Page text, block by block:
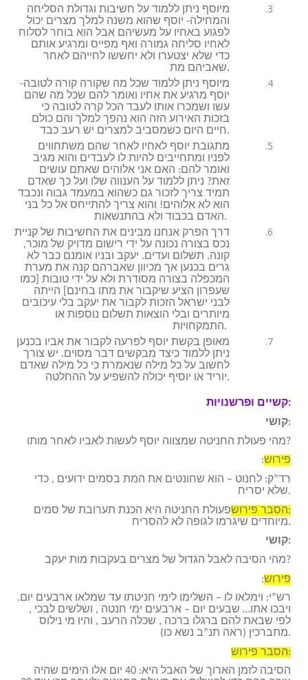
מיוסף ניתן ללמוד על חשיבות וגדולת הסליחה
והמחילה- יוסף שהוא משנה למלך מצרים יכול
לפגוע באחיו על מעשיהם אבל הוא בוחר לסלוח
לאחיו סליחה גמורה ואף מפייס ומרגיע אותם
כדי שלא יצטערו ולא יחששו לחייהם לאחר
שאביהם מת.
מיוסף ניתן ללמוד שכל מה שקורה קורה לטובה-
יוסף מרגיע את אחיו ואומר להם שכל מה שהם
עשו ושמכרו אותו לעבד הכל קרה לטובה כי
בזכות האירוע הזה הוא נהפך למלך והם כולם
חיים היום כשמסביב למצרים יש רעב כבד.
מתגובת יוסף לאחיו לאחר שהם משתחווים
לפניו ומתחייבים להיות לו לעבדים והוא מגיב
ואומר להם: האם אני אלוהים שאתם עושים
זאת? ניתן ללמוד על הענווה שלו ועל כך שאדם
תמיד צריך לזכור גם כשהוא במעמד גבוה ונכבד
הוא לא אלוהים! והוא צריך להתייחס אל כל בני
האדם בכבוד ולא בהתנשאות.
דרך הפרק אנחנו מבינים את החשיבות של קניית
נכס בצורה נכונה על ידי רישום מדויק של מוכר,
קונה, תשלום ועדים. יעקב ובניו אומנם כבר לא
גרים בכנען אך מכיוון שאברהם קנה את מערת
המכפלה בצורה מסודרת ולא על ידי טובות [כמו
שעפרון הציע שיקבור את מתו בחינם] הייתה
לבני ישראל הזכות לקבור את יעקב בלי עיכובים
מיותרים ובלי הוצאות תשלום נוספות או
התמקחויות.
מאופן בקשת יוסף לפרעה לקבור את אביו בכנען
ניתן ללמוד כיצד מבקשים דבר מסוים. יש צורך
לחשוב על כל מילה שנאמרת כי כל מילה שאדם
יוריד או יוסיף יכולה להשפיע על ההחלטה.
קשיים ופרשנויות:
קושי:
מהי פעולת החניטה שמצווה יוסף לעשות לאביו לאחר מותו?
פירוש:
רד”ק: לחנוט – הוא שחונטים את המת בסמים ידועים , כדי
שלא יסריח.
הסבר פירוש:
מיוחדים שיגרמו לגופה לא להסריח.
קושי:
מהי הסיבה לאבל הגדול של מצרים בעקבות מות יעקב?
פירוש:
רש”י: וימלאו לו – השלימו לימי חניטתו עד שמלאו ארבעים יום.
ויבכו אתו… שבעים יום – ארבעים ימי חנטה , ושלשים לבכי ,
לפי שבאת להם ברגלו ברכה , שכלה הרעב , והיו מי נילוס
מתברכין (ראה תנ”ב נשא כו).
הסבר פירוש:
הסיבה לזמן הארוך של האבל היא: 40 יום אלו הימים שהיה